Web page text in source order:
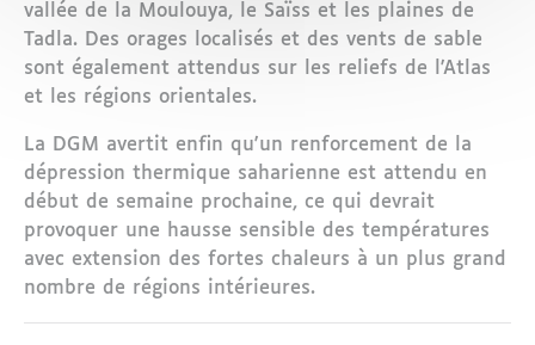
vallée de la Moulouya, le Saïss et les plaines de
Tadla. Des orages localisés et des vents de sable
sont également attendus sur les reliefs de l'Atlas
et les régions orientales.
La DGM avertit enfin qu'un renforcement de la
dépression thermique saharienne est attendu en
début de semaine prochaine, ce qui devrait
provoquer une hausse sensible des températures
avec extension des fortes chaleurs à un plus grand
nombre de régions intérieures.